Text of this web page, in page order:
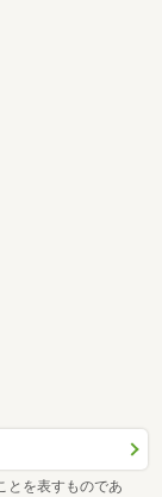
とを表すものであ